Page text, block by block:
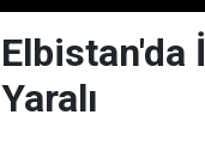
Elbistan'da
Yaralı